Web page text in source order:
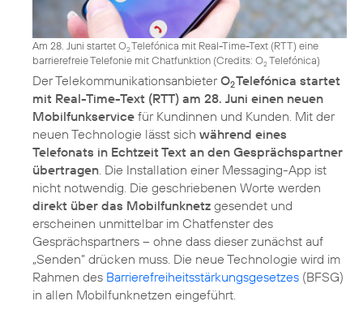
Am 28. Juni startet O2Telefónica mit Real-Time-Text (RTT) eine
barrierefreie Telefonie mit Chatfunktion (Credits: O2Telefónica)
Der TelekommunikationsanbieterO2Telefónica startet
mit Real-Time-Text (RTT) am 28. Juni einen neuen
Mobilfunkservice für Kundinnen und Kunden. Mit der
neuen Technologie lässt sich während eines
Telefonats in Echtzeit Text an den Gesprächspartner
übertragen . Die Installation einer Messaging-App ist
nicht notwendig. Die geschriebenen Worte werden
direkt über das Mobilfunknetz gesendet und
erscheinen unmittelbar im Chatfenster des
Gesprächspartners – ohne dass dieser zunächst auf
„Senden” drücken muss. Die neue Technologie wird im
Rahmen des Barrierefreiheitsstärkungsgesetzes (BFSG)
in allen Mobilfunknetzen eingeführt.